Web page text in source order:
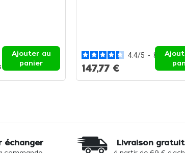
Ajouter au
panier
4.4/5 - 8 avis
147,77 €
échanger Livraison